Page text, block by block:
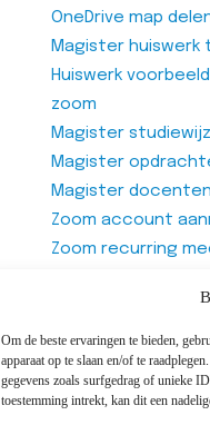
Om de beste ervaringen te bieden,
apparaat op te slaan en/of te
gegevens zoals surfgedrag of unieke
toestemming intrekt, kan dit een
OneDrive map
Magister huiswerk
Huiswerk
zoom
Magister
Magister
Magister
Zoom account
Zoom recurring
Vragenlijst van